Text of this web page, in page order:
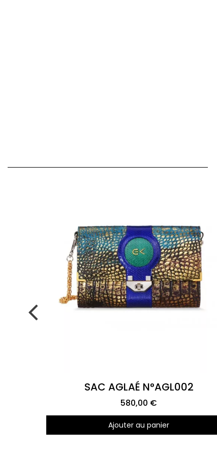
Aperçu rapide
SAC AGLAÉ N°AGL002
580,00 €
Ajouter au panier